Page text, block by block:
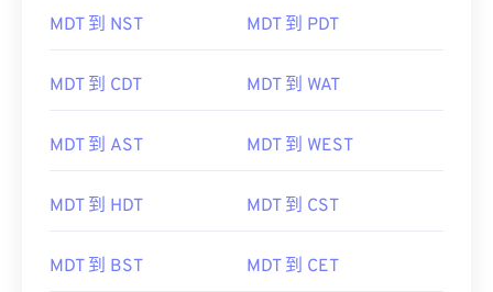
MDT 到 NST MDT 到 PDT
MDT 到 CDT MDT 到 WAT
MDT 到 AST MDT 到 WEST
MDT 到 HDT MDT 到 CST
MDT 到 BST MDT 到 CET